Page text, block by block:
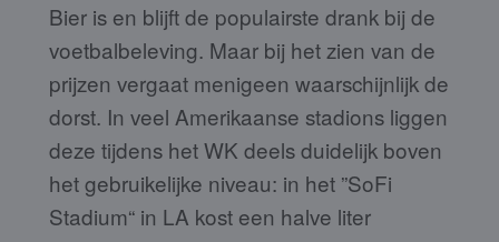
Bier is en blijft de populairste drank bij de
voetbalbeleving. Maar bij het zien van de
prijzen vergaat menigeen waarschijnlijk de
dorst. In veel Amerikaanse stadions liggen
deze tijdens het WK deels duidelijk boven
het gebruikelijke niveau: in het ”SoFi
Stadium“ in LA kost een halve liter